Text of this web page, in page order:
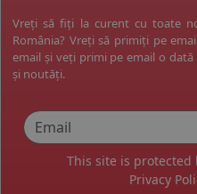
Vreți să fiți la curent cu toate
România? Vreți să primiți pe
email și veți primi pe email o
și noutăți.
This site is protected
Privacy